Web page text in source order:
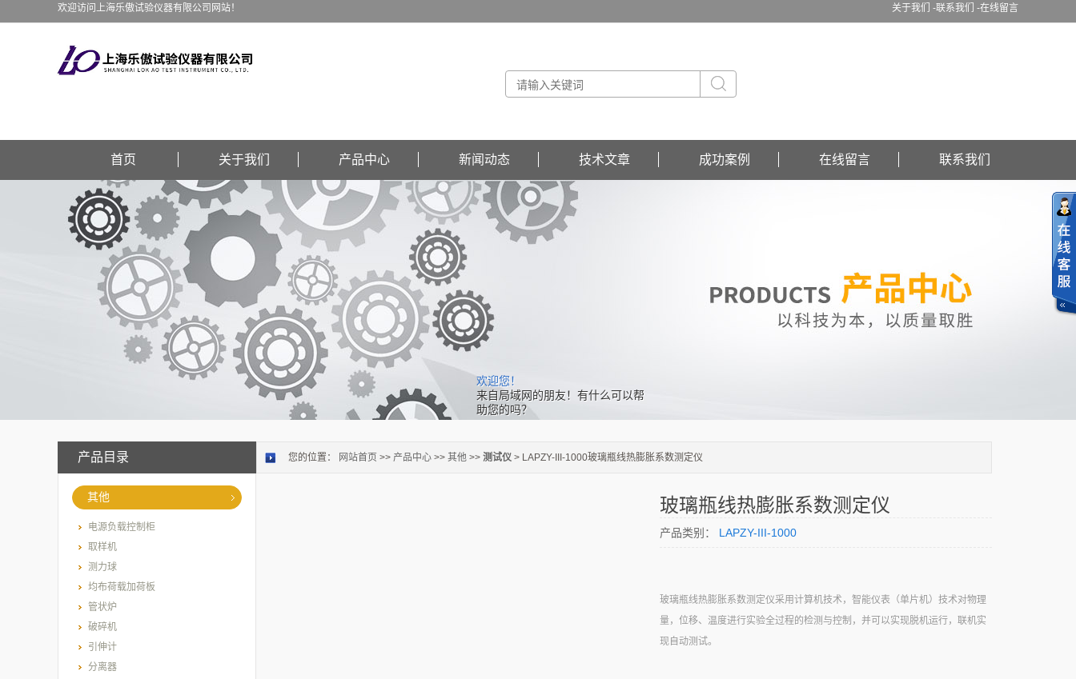
欢迎您！
来自局域网的朋友！有什么可以帮
助您的吗？
关于我们 -联系我们 -在线留言
欢迎访问上海乐傲试验仪器有限公司网站！
首页 关于我们 产品中心 新闻动态 技术文章 成功案例 在线留言 联系我们
产品目录
其他
电源负载控制柜
取样机
测力球
均布荷载加荷板
管状炉
破碎机
引伸计
分离器
您的位置： 网站首页 >> 产品中心 >> 其他 >> 测试仪 > LAPZY-III-1000玻璃瓶线热膨胀系数测定仪
玻璃瓶线热膨胀系数测定仪
产品类别： LAPZY-III-1000
玻璃瓶线热膨胀系数测定仪采用计算机技术，智能仪表（单片机）技术对物理
量，位移、温度进行实验全过程的检测与控制，并可以实现脱机运行，联机实
现自动测试。